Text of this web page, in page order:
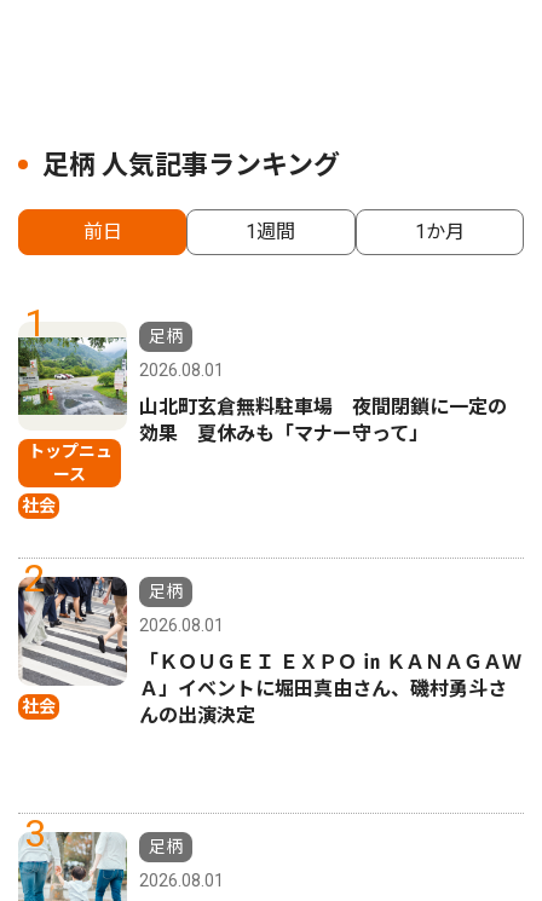
足柄 人気記事ランキング
前日 1週間 1か月
1
トップニュ
ース
社会
足柄
2026.08.01
山北町玄倉無料駐車場 夜間閉鎖に一定の
効果 夏休みも「マナー守って」
2
社会
足柄
2026.08.01
「ＫＯＵＧＥＩ ＥＸＰＯ ㏌ ＫＡＮＡＧＡＷ
Ａ」イベントに堀田真由さん、磯村勇斗さ
んの出演決定
3
足柄
2026.08.01